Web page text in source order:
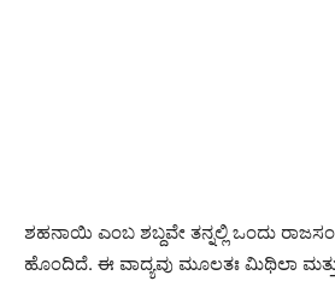
ಶಹನಾಯಿ ಎಂಬ ಶಬ್ದವೇ ತನ್ನಲ್ಲಿ ಒಂದು
ಹೊಂದಿದೆ. ಈ ವಾದ್ಯವು ಮೂಲತಃ ಮಿಥಿಲಾ